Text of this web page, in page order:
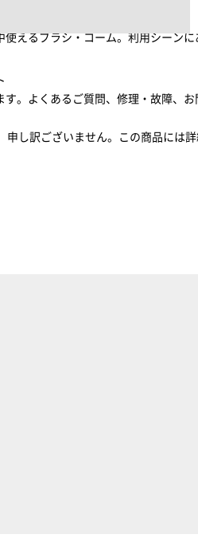
えるブラシ・コーム。利用シーン
す。よくあるご質問、修理・故障、
申し訳ございません。この商品には詳